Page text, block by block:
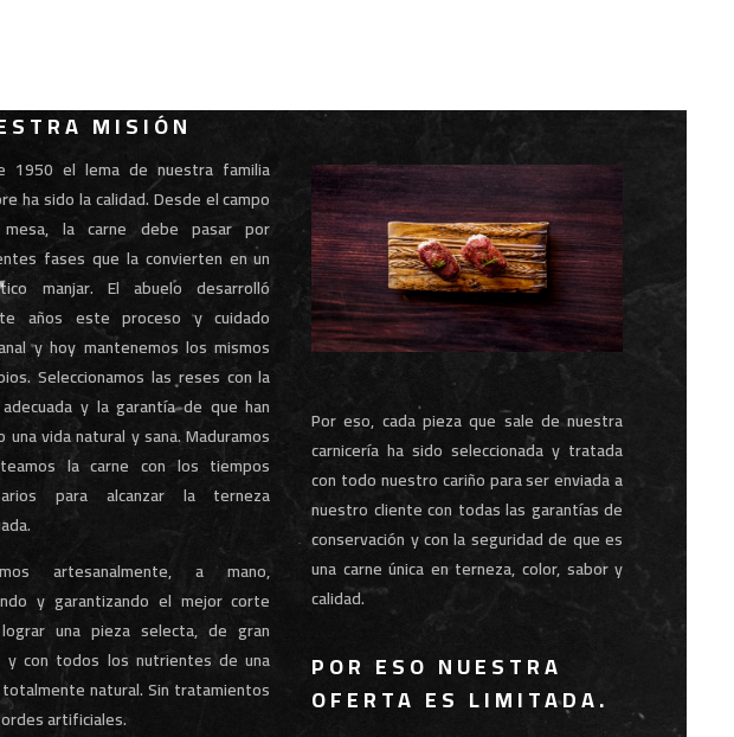
MISIÓN
1950 el lema de nuestra familia
ha sido la calidad. Desde el campo
la carne debe pasar por
fases que la convierten en un
manjar. El abuelo desarrolló
años este proceso y cuidado
y hoy mantenemos los mismos
Seleccionamos las reses con la
y la garantía de que han
una vida natural y sana. Maduramos
la carne con los tiempos
para alcanzar la terneza
artesanalmente, a mano,
y garantizando el mejor corte
una pieza selecta, de gran
y con todos los nutrientes de una
natural. Sin tratamientos
artificiales.
Por eso, cada pieza que sale de nuestra
carnicería ha sido seleccionada y tratada
con todo nuestro cariño para ser enviada a
nuestro cliente con todas las garantías de
conservación y con la seguridad de que es
una carne única en terneza, color, sabor y
calidad.
POR ESO NUESTRA
OFERTA ES LIMITADA.